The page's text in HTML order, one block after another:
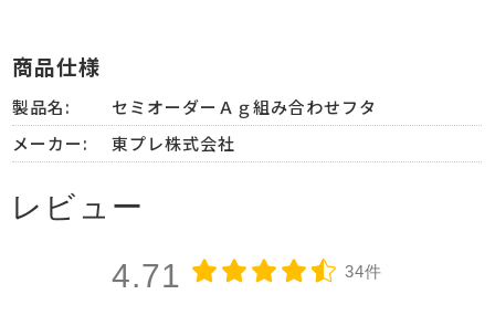
商品仕様
製品名:
セミオーダーＡｇ組み合わせフタ
メーカー:
東プレ株式会社
レビュー
4.71 34件